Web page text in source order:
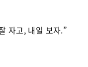
자고, 내일 보자.”